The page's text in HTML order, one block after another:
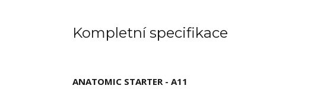
Kompletní specifikace
ANATOMIC STARTER - A11